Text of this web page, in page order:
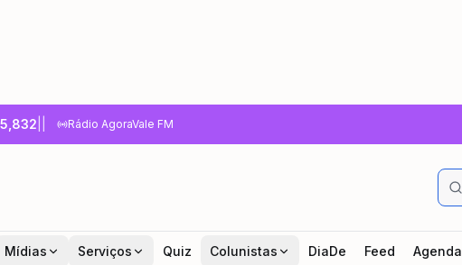
5,832 Rádio AgoraVale FM
Mídias Serviços Quiz Colunistas DiaDe Feed Agenda